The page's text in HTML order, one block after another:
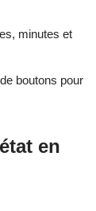
minutes et
boutons pour
en